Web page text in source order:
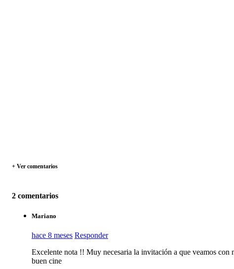
+ Ver comentarios
2 comentarios
Mariano
hace 8 meses Responder
Excelente nota !! Muy necesaria la invitación a que veamos con
buen cine